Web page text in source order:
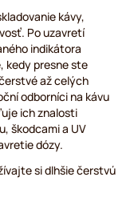
kávy,
Po uzavretí
indikátora
kedy presne ste
až celých
odborníci na kávu
ich znalosti
škodcami a UV
dózy.
si dlhšie čerstvú